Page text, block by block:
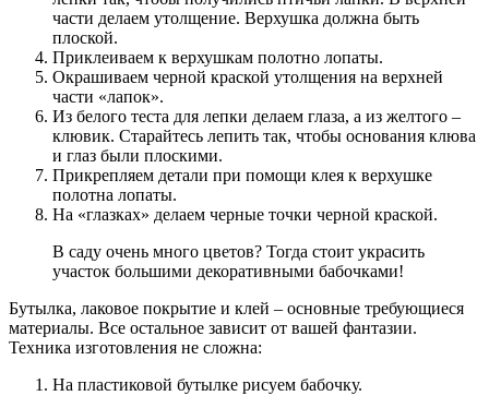
части делаем утолщение. Верхушка должна быть
плоской.
Приклеиваем к верхушкам полотно лопаты.
Окрашиваем черной краской утолщения на верхней
части «лапок».
Из белого теста для лепки делаем глаза, а из желтого –
клювик. Старайтесь лепить так, чтобы основания клюва
и глаз были плоскими.
Прикрепляем детали при помощи клея к верхушке
полотна лопаты.
На «глазках» делаем черные точки черной краской.
В саду очень много цветов? Тогда стоит украсить
участок большими декоративными бабочками!
Бутылка, лаковое покрытие и клей – основные требующиеся
материалы. Все остальное зависит от вашей фантазии.
Техника изготовления не сложна:
На пластиковой бутылке рисуем бабочку.